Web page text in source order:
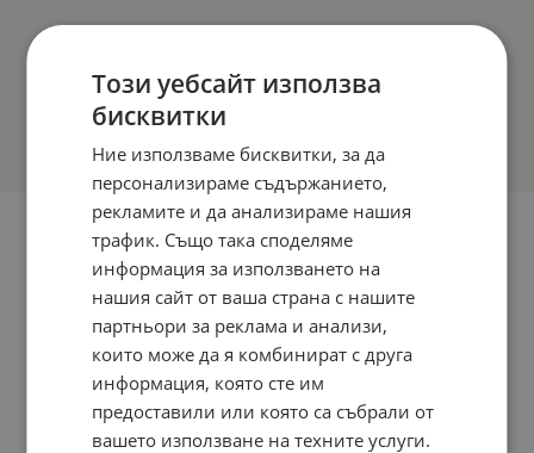
Този уебсайт използва
бисквитки
Ние използваме бисквитки, за да
персонализираме съдържанието,
рекламите и да анализираме нашия
трафик. Също така споделяме
информация за използването на
нашия сайт от ваша страна с нашите
партньори за реклама и анализи,
които може да я комбинират с друга
информация, която сте им
предоставили или която са събрали от
вашето използване на техните услуги.